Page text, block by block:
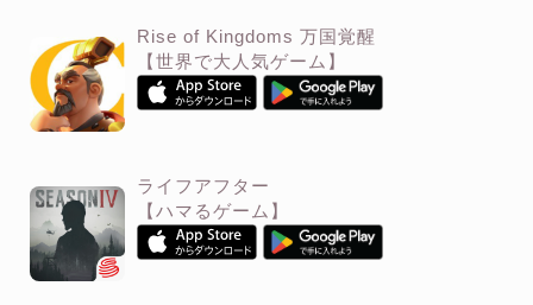
Rise of Kingdoms 万国覚醒
【世界で大人気ゲーム】
ライフアフター
【ハマるゲーム】